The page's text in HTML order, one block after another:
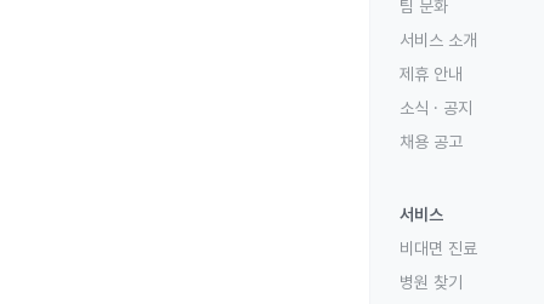
팀 문화
서비스 소개
제휴 안내
소식 · 공지
채용 공고
서비스
비대면 진료
병원 찾기